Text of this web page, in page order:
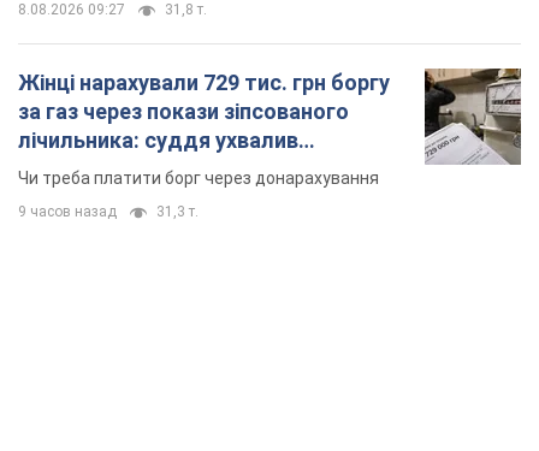
8.08.2026 09:27 31,8 т.
Жінці нарахували 729 тис. грн боргу
за газ через покази зіпсованого
лічильника: суддя ухвалив
неочікуване рішення
Чи треба платити борг через донарахування
9 часов назад 31,3 т.